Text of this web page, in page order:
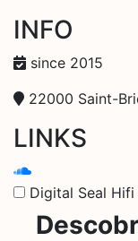
INFO
since 2015
22000 Saint-
LINKS
Digital Seal